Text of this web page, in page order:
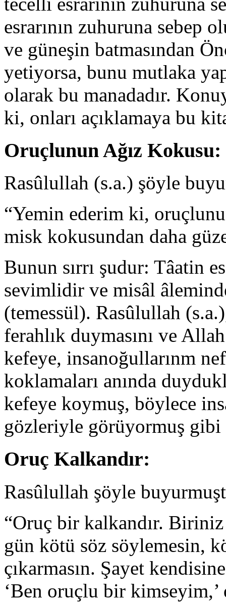
esrarının zuhuruna sebep
ve güneşin batmasından
yetiyorsa, bunu mutlaka
olarak bu manadadır.
ki, onları açıklamaya bu
Oruçlunun Ağız Kokusu:
Rasûlullah (s.a.) şöyle
“Yemin ederim ki,
misk kokusundan daha
Bunun sırrı şudur: Tâatin
se­vimlidir ve misâl
(temessül). Rasûlullah
ferahlık duymasını ve
kefeye, insanoğullarınm
koklamaları anında
kefeye koymuş, böylece
gözleriyle görüyormuş gibi
Oruç Kalkandır:
Rasûlullah şöyle
“Oruç bir kalkandır.
gün kötü söz söylemesin,
çıkarmasın. Şayet
‘Ben oruçlu bir